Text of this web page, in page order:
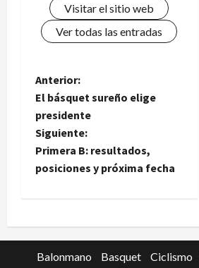
Visitar el sitio web
Ver todas las entradas
N
a
v
e
a
Anterior:
El básquet sureño elige
presidente
Siguiente:
Primera B: resultados,
posiciones y próxima fecha
Balonmano Basquet Ciclismo